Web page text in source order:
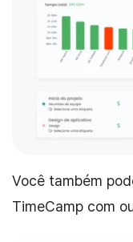
Você também
TimeCamp com